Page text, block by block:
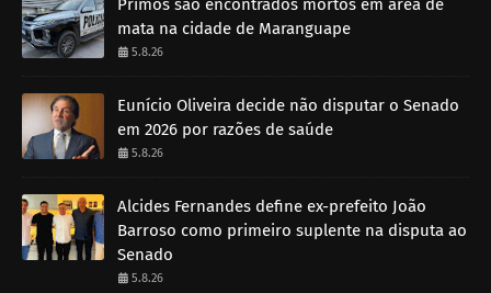
Primos são encontrados mortos em área de
mata na cidade de Maranguape
5.8.26
Eunício Oliveira decide não disputar o Senado
em 2026 por razões de saúde
5.8.26
Alcides Fernandes define ex-prefeito João
Barroso como primeiro suplente na disputa ao
Senado
5.8.26